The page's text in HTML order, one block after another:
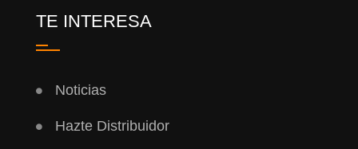
TE INTERESA
Noticias
Hazte Distribuidor